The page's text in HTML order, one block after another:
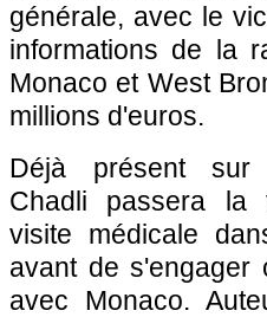
générale, avec le
informations de la
Monaco et West
millions d'euros.
Déjà présent sur
Chadli passera la
visite médicale
avant de s'engager
avec Monaco.